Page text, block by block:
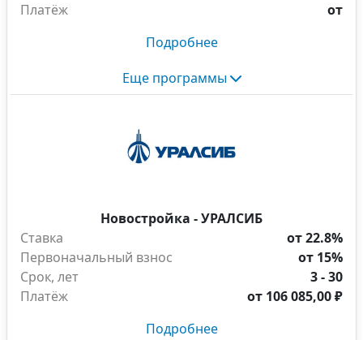
Платёж
от
Подробнее
Еще программы
Новостройка - УРАЛСИБ
Ставка
от 22.8%
Первоначальный взнос
от 15%
Срок, лет
3 - 30
Платёж
от 106 085,00 ₽
Подробнее